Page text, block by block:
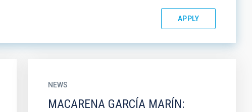
NEWS
MACARENA GARCÍA MARÍN: